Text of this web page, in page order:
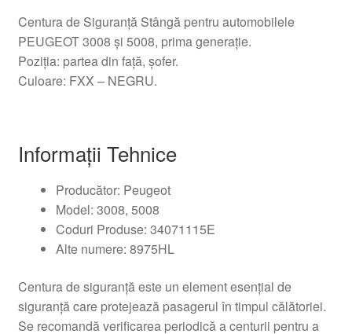
Centura de Siguranță Stângă pentru automobilele
PEUGEOT 3008 și 5008, prima generație.
Poziția: partea din față, șofer.
Culoare: FXX – NEGRU.
Informații Tehnice
Producător: Peugeot
Model: 3008, 5008
Coduri Produse: 34071115E
Alte numere: 8975HL
Centura de siguranță este un element esențial de
siguranță care protejează pasagerul în timpul călătoriei.
Se recomandă verificarea periodică a centurii pentru a